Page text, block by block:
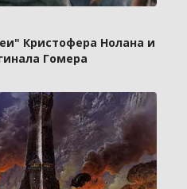
Кристофера Нолана и
Гомера